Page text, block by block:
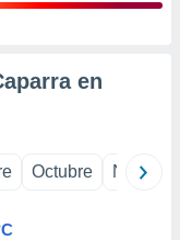
en
Octubre